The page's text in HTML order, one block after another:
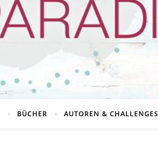
BÜCHER AUTOREN & CHALLENGES